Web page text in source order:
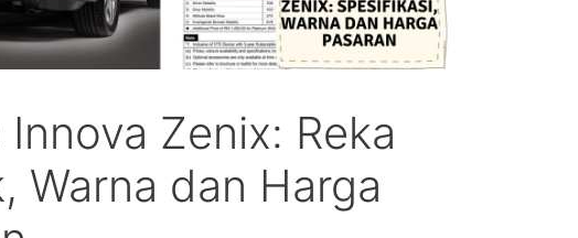
Zenix: Reka
Warna dan Harga